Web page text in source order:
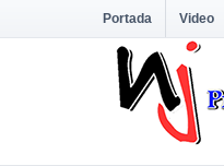
Portada Video